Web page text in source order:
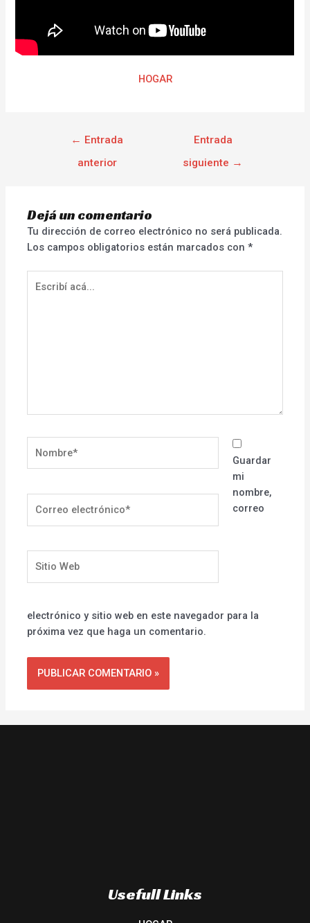
HOGAR
← Entrada
anterior
Entrada
siguiente →
Dejá un comentario
Tu dirección de correo electrónico no será publicada.
Los campos obligatorios están marcados con*
acá...
electrónico*
Web
Guardar
mi
nombre,
correo
electrónico y sitio web en este navegador para la
próxima vez que haga un comentario.
Usefull Links